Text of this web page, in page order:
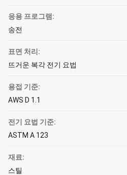
응용 프로그램:
송전
표면 처리:
뜨거운 복각 전기 요법
용접 기준:
AWS D 1.1
전기 요법 기준:
ASTM A 123
재료:
스틸